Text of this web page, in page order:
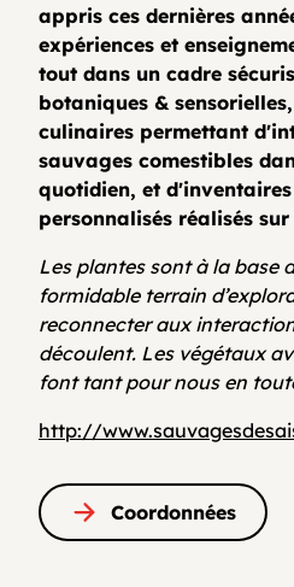
appris ces dernières
expériences et
tout dans un cadre
botaniques &
culinaires permettant
sauvages comestibles
quotidien, et
personnalisés réalisés
Les plantes sont à la base
formidable terrain
reconnecter aux
découlent. Les végétaux
font tant pour nous en
http://
Coordonnées